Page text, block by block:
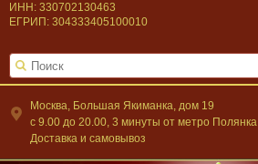
Москва, Большая Якиманка, дом 19
c 9.00 до 20.00, 3 минуты от метро Полянка
Доставка и самовывоз
ИНН: 330702130463
ЕГРИП: 304333405100010